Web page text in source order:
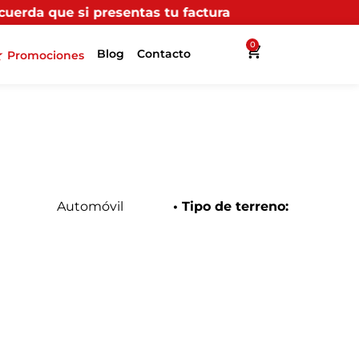
tu factura (física o digital) en uno de nuestros
Promociones Blog Contacto
0
Automóvil • Tipo de terreno: